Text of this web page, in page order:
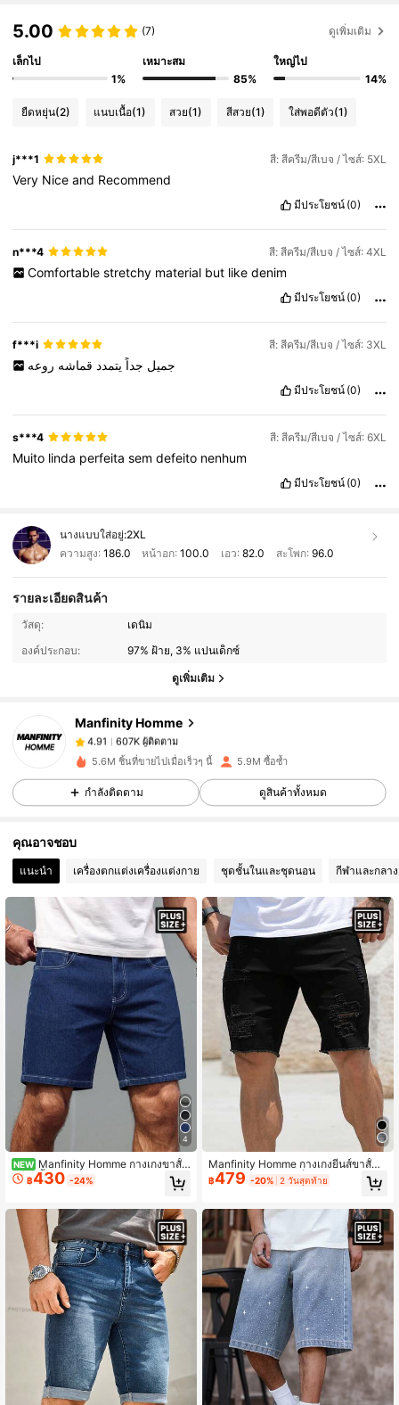
5.00 (7) ดูเพิ่มเติม
เล็กไป
1%
เหมาะสม
85%
ใหญ่ไป
14%
ยืดหยุ่น(2) แนบเนื้อ(1) สวย(1) สีสวย(1) ใส่พอดีตัว(1)
j***1 สี: สีครีม/สีเบจ / ไซส์: 5XL
Very Niceand Recommend
มีประโยชน์ (0)
n***4 สี: สีครีม/สีเบจ / ไซส์: 4XL
Comfortable stretchy material but like denim
มีประโยชน์ (0)
f***i สี: สีครีม/สีเบจ / ไซส์: 3XL
جميل جداً يتمدد قماشه روعه
มีประโยชน์ (0)
s***4 สี: สีครีม/สีเบจ / ไซส์: 6XL
Muito linda perfeitasemdefeito nenhum
มีประโยชน์ (0)
นางแบบใส่อยู่:2XL
ความสูง: 186.0 หน้าอก:100.0 เอว: 82.0 สะโพก: 96.0
รายละเอียดสินค้า
วัสดุ:
เดนิม
องค์ประกอบ:
97% ฝ้าย, 3% แปนเด็กซ์
ดูเพิ่มเติม
Manfinity Homme
607K ผู้ติดตาม
607K ผู้ติดตาม
4.91 607K ผู้ติดตาม
4.91 607K ผู้ติดตาม
4.91 607K ผู้ติดตาม
4.91 607K ผู้ติดตาม
4.91 607K ผู้ติดตาม
607K ผู้ติดตาม
4.91 607K ผู้ติดตาม
4.91 607K ผู้ติดตาม
5.6M ชิ้นที่ขายไปเมื่อเร็วๆ นี้ 5.9M ซื้อซ้ำ
กำลังติดตาม ดูสินค้าทั้งหมด
คุณอาจชอบ
แนะนำ เครื่องตกแต่งเครื่องแต่งกาย ชุดชั้นในและชุดนอน กีฬาและกลา
4
NEW Manfinity Homme กางเกงขาสั้น
ยีนส์สีน้ำเงินยืดหยุ่นไซส์ใหญ่สไตล์สตรี
ทแคชชวลสำหรับผู้ชาย
฿430 -24%
Manfinity Homme กางเกงยีนส์ขาสั้นแ
บบฉีกขาด อย่างไม่เป็นทางการสำหรับ
ผู้ชายไซส์ใหญ่พร้อมกระเป๋า
฿479 -20% 2 วันสุดท้าย